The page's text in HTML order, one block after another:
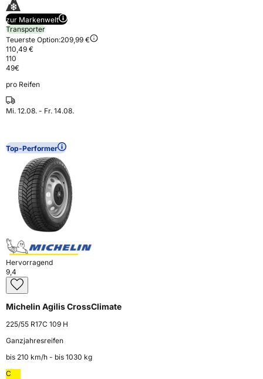
zur Markenwelt
Transporter
Teuerste Option:209,99 €
110,49 €
110
49€
pro Reifen
Mi. 12.08. - Fr. 14.08.
Top-Performer
Hervorragend
9,4
Michelin Agilis CrossClimate
225/55 R17C 109 H
Ganzjahresreifen
bis 210 km⁠/⁠h - bis 1030 kg
C